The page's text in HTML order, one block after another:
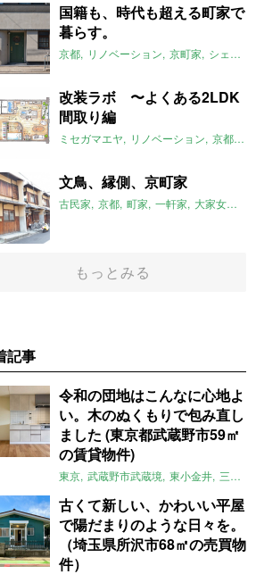
国籍も、時代も超える町家で
暮らす。
京都 リノベーション 京町家 シェアハウス
改装ラボ 〜よくある2LDK
間取り編
ミセガマエヤ リノベーション 京都 太秦
文鳥、縁側、京町家
古民家 京都 町家 一軒家 大家女子
もっとみる
記事
令和の団地はこんなに心地よ
い。木のぬくもりで包み直し
ました (東京都武蔵野市59㎡
の賃貸物件)
東京 武蔵野市武蔵境 東小金井 三鷹
古くて新しい、かわいい平屋
で陽だまりのような日々を。
（埼玉県所沢市68㎡の売買物
件）